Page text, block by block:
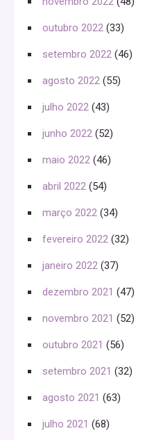
outubro 2022 (33)
setembro 2022 (46)
agosto 2022 (55)
julho 2022 (43)
junho 2022 (52)
maio 2022 (46)
abril 2022 (54)
março 2022 (34)
fevereiro 2022 (32)
janeiro 2022 (37)
dezembro 2021 (47)
novembro 2021 (52)
outubro 2021 (56)
setembro 2021 (32)
agosto 2021 (63)
julho 2021 (68)